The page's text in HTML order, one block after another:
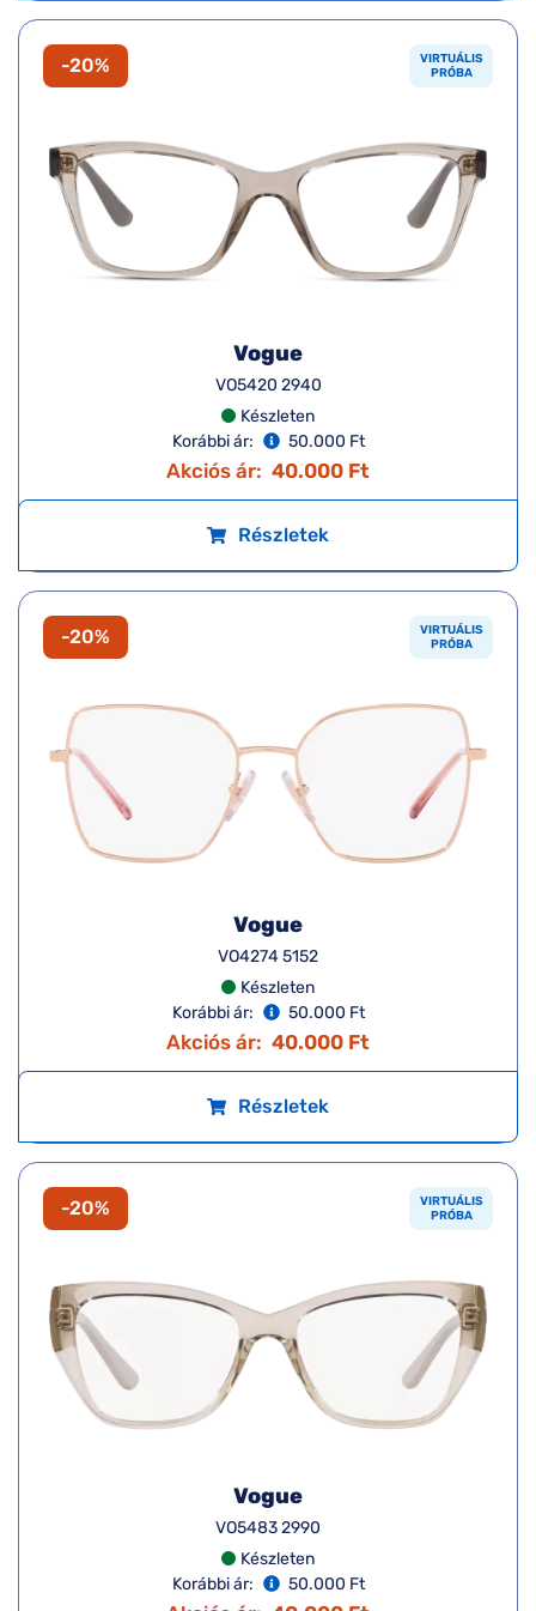
-20%
VIRTUÁLIS
PRÓBA
Vogue
VO5420 2940
Készleten
Korábbi ár:
50.000 Ft
Akciós ár: 40.000 Ft
Részletek
-20%
VIRTUÁLIS
PRÓBA
Vogue
VO4274 5152
Készleten
Korábbi ár:
50.000 Ft
Akciós ár: 40.000 Ft
Részletek
-20%
VIRTUÁLIS
PRÓBA
Vogue
VO5483 2990
Készleten
Korábbi ár:
50.000 Ft